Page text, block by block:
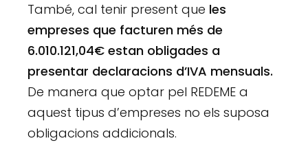
També, cal tenir present que les
empreses que facturen més de
6.010.121,04€ estan obligades a
presentar declaracions d’IVA mensuals.
De manera que optar pel REDEME a
aquest tipus d’empreses no els suposa
obligacions addicionals.